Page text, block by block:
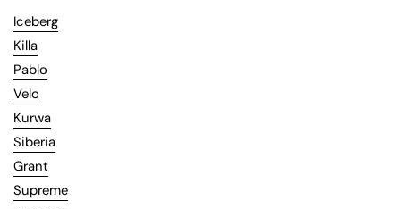
Iceberg
Killa
Pablo
Velo
Kurwa
Siberia
Grant
Supreme